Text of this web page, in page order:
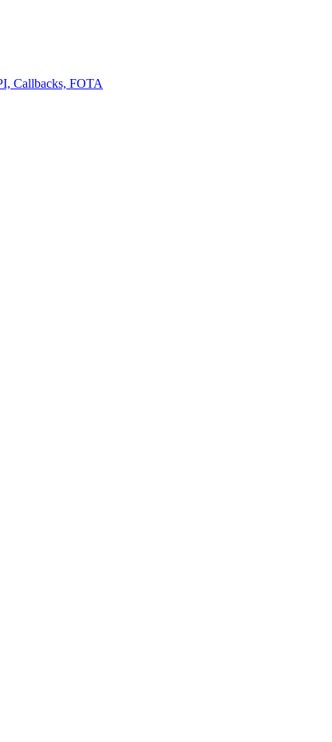
Callbacks, FOTA